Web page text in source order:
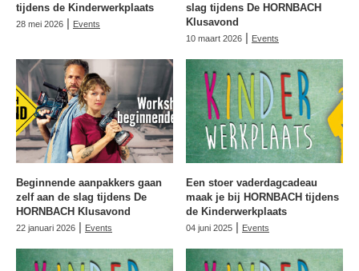
tijdens de Kinderwerkplaats
28 mei 2026 | Events
slag tijdens De HORNBACH
Klusavond
10 maart 2026 | Events
Beginnende aanpakkers gaan
zelf aan de slag tijdens De
HORNBACH Klusavond
22 januari 2026 Events
Een stoer vaderdagcadeau
maak je bij HORNBACH tijdens
de Kinderwerkplaats
04 juni 2025 Events